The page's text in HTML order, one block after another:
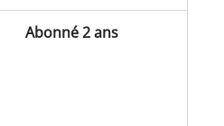
Abonné 2 ans